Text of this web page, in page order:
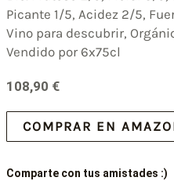
Picante 1/5, Acidez 2/5,
Vino para descubrir,
Vendido por 6x75cl
108,90 €
COMPRAR EN
Comparte con tus amistades :)